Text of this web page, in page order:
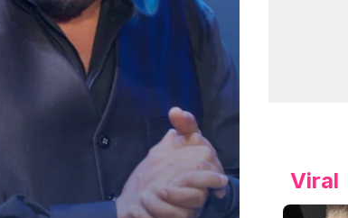
Viral